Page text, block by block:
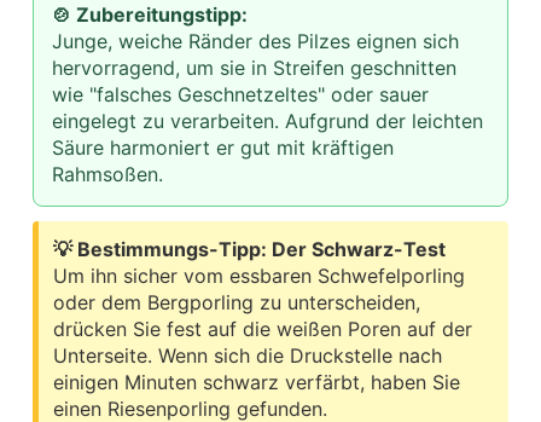
🍲 Zubereitungstipp:
Junge, weiche Ränder des Pilzes eignen sich
hervorragend, um sie in Streifen geschnitten
wie "falsches Geschnetzeltes" oder sauer
eingelegt zu verarbeiten. Aufgrund der leichten
Säure harmoniert er gut mit kräftigen
Rahmsoßen.
💡 Bestimmungs-Tipp: Der Schwarz-Test
Um ihn sicher vom essbaren Schwefelporling
oder dem Bergporling zu unterscheiden,
drücken Sie fest auf die weißen Poren auf der
Unterseite. Wenn sich die Druckstelle nach
einigen Minuten schwarz verfärbt, haben Sie
einen Riesenporling gefunden.